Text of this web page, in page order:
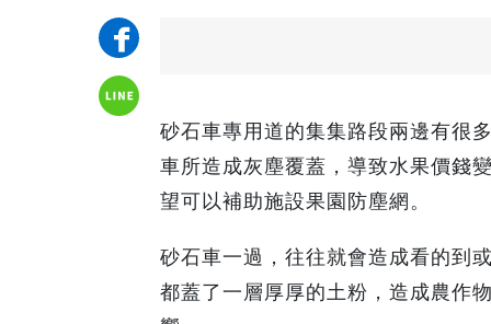
砂石車專用道的集集路段兩邊有很
車所造成灰塵覆蓋，導致水果價錢
望可以補助施設果園防塵網。
砂石車一過，往往就會造成看的到
都蓋了一層厚厚的土粉，造成農作